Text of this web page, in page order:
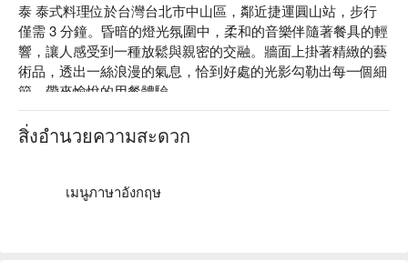
泰 泰式料理位於台灣台北市中山區，鄰近捷運圓山站，步行
僅需 3 分鐘。昏暗的燈光氛圍中，柔和的音樂伴隨著餐具的輕
響，讓人感受到一種放鬆與親密的交融。牆面上掛著精緻的藝
術品，透出一絲浪漫的氣息，恰到好處的光影勾勒出每一個細
節，帶來愉悅的用餐體驗。
在這裡，月亮蝦餅、椰汁綠咖哩與泰式椒麻雞如同完美催化
สิ่งอำนวยความสะดวก
เมนูภาษาอังกฤษ